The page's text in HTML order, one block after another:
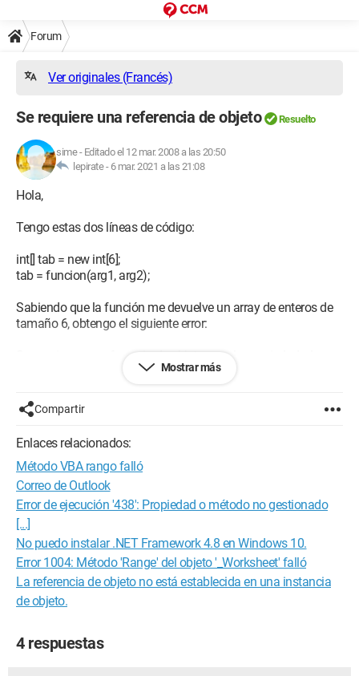
Forum
Ver originales (Francés)
Se requiere una referencia de objeto Resuelto
sime- Editado el 12 mar. 2008 a las 20:50
lepirate - 6 mar. 2021 a las 21:08
Hola,
Tengo estas dos líneas de código:
int[] tab = new int[6];
tab = funcion(arg1, arg2);
Sabiendo que la función me devuelve un array de enteros de
tamaño 6, obtengo el siguiente error:
Se requiere una referencia de objeto para la propiedad, el
método o el campo no estático 'funcion(arg1, arg2)'
Gracias por tu ayuda.
Mostrar más
Compartir
Enlaces relacionados:
Método VBA rango falló
Correo de Outlook
Error de ejecución '438': Propiedad o método no gestionado
[...]
No puedo instalar .NET Framework 4.8 en Windows 10.
Error 1004: Método 'Range' del objeto '_Worksheet' falló
La referencia de objeto no está establecida en una instancia
de objeto.
4 respuestas